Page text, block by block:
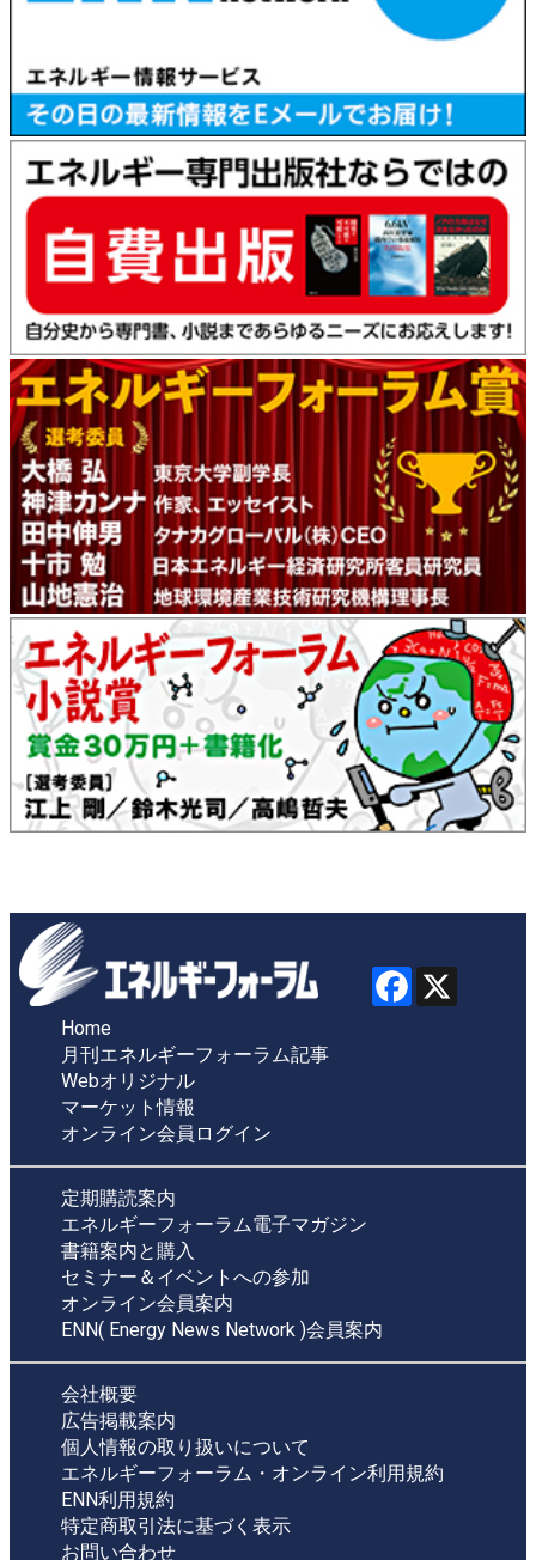
Home
月刊エネルギーフォーラム記事
Webオリジナル
マーケット情報
オンライン会員ログイン
定期購読案内
エネルギーフォーラム電子マガジン
書籍案内と購入
セミナー＆イベントへの参加
オンライン会員案内
ENN( Energy News Network )会員案内
会社概要
広告掲載案内
個人情報の取り扱いについて
エネルギーフォーラム・オンライン利用規約
ENN利用規約
特定商取引法に基づく表示
お問い合わせ